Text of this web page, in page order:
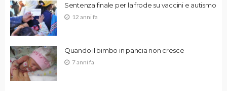
Sentenza finale per la frode su vaccini e autismo
12 anni fa
Quando il bimbo in pancia non cresce
7 anni fa